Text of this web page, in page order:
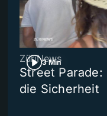
3 Min
ZüriNews
Street
die Sicherheit